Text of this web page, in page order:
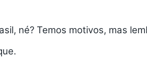
né? Temos motivos, mas